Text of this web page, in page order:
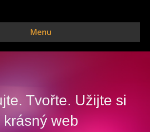
Menu
Tvořte. Užijte si
krásný web